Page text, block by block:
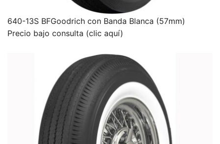
640-13S BFGoodrich con Banda Blanca (57mm)
Precio bajo consulta (clic aquí)